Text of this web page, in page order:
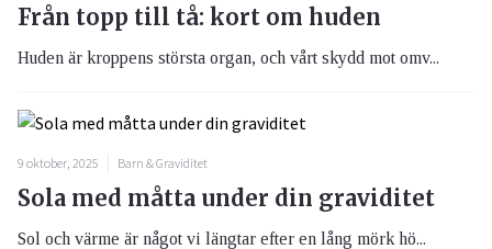
Från topp till tå: kort om huden
Huden är kroppens största organ, och vårt skydd mot omv...
9 oktober, 2025 Barn & Graviditet
Sola med måtta under din graviditet
Sol och värme är något vi längtar efter en lång mörk hö...